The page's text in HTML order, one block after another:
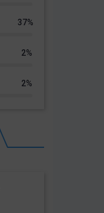
37%
2%
2%